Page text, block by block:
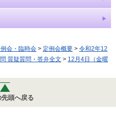
会・臨時会 > 定例会概要 > 令和2年12
質疑質問・答弁全文 > 12月4日（金曜
頭へ戻る